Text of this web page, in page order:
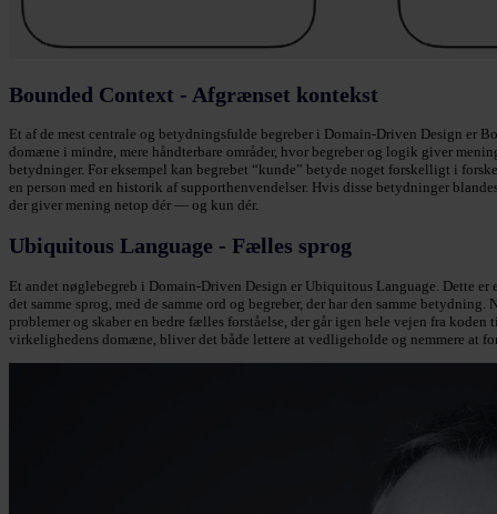
Bounded Context - Afgrænset kontekst
Et af de mest centrale og betydningsfulde begreber i Domain-Driven Design er
domæne i mindre, mere håndterbare områder, hvor begreber og logik giver
betydninger. For eksempel kan begrebet “kunde” betyde noget forskelligt i
en person med en historik af supporthenvendelser. Hvis disse betydninger
der giver mening netop dér — og kun dér.
Ubiquitous Language - Fælles sprog
Et andet nøglebegreb i Domain-Driven Design er Ubiquitous Language. Dette
det samme sprog, med de samme ord og begreber, der har den samme
problemer og skaber en bedre fælles forståelse, der går igen hele vejen fra
virkelighedens domæne, bliver det både lettere at vedligeholde og nemmere at